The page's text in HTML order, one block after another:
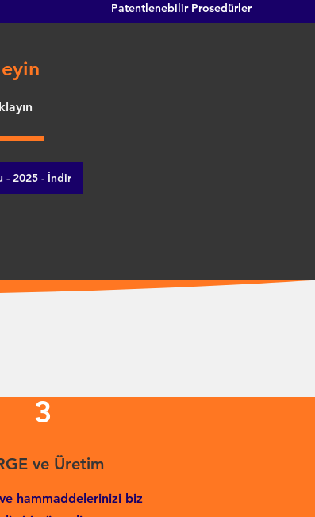
Patentlenebilir Prosedürler
- 2025 - İndir
3
ve Üretim
hammaddelerinizi biz